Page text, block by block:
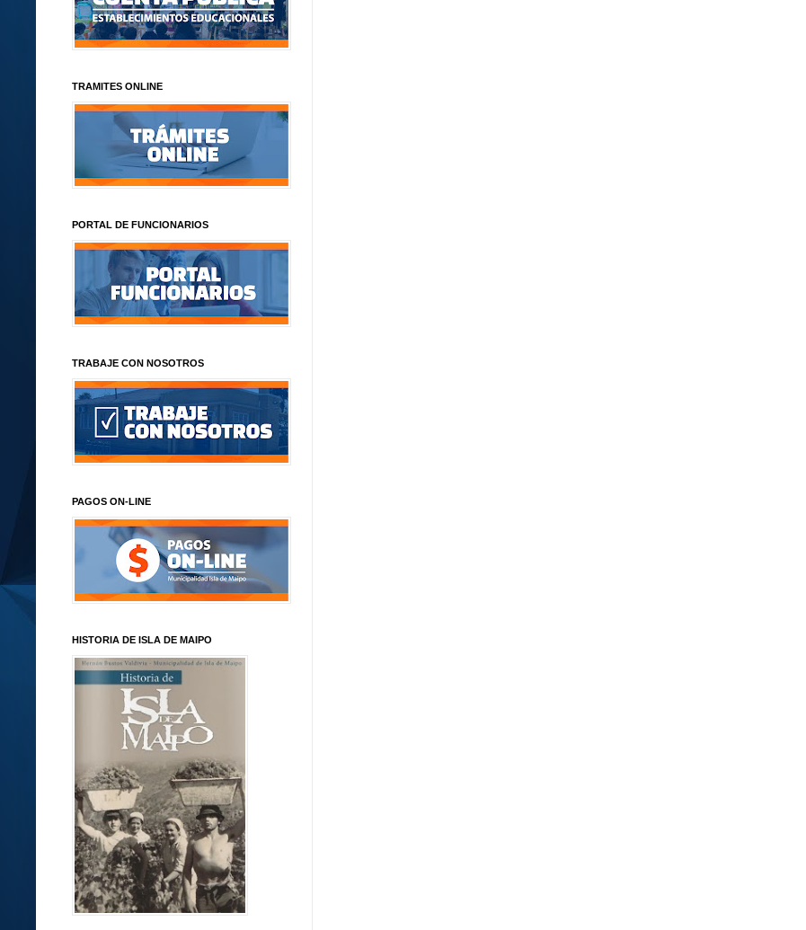
TRAMITES ONLINE
PORTAL DE FUNCIONARIOS
TRABAJE CON NOSOTROS
PAGOS ON-LINE
HISTORIA DE ISLA DE MAIPO